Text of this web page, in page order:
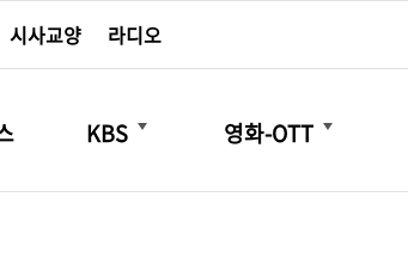
시사교양 라디오
KBS
더보기
영화-OTT
더보기